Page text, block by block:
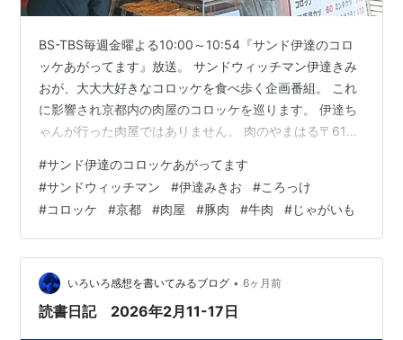
BS-TBS毎週金曜よる10:00～10:54『サンド伊達のコロ
ッケあがってます』放送。 サンドウィッチマン伊達きみ
おが、大大大好きなコロッケを食べ歩く企画番組。 これ
に影響され京都内の肉屋のコロッケを巡ります。 伊達ち
ゃんが行った肉屋ではありません。 肉のやまはる〒610-
センター団地内の肉屋、肉のやまはる。 油があたたまっ
ている良い香りがします。 コロッケ100円（税別）、甘
みが強く、美味しいコロッケ。 甘み最強クラス。 精肉喜
なが〒601-8357 京都府京都市南区吉祥院石原堂ノ後西
町２４−５ 裏通りで少し引っ込んでいる店舗、精肉…
#サンド伊達のコロッケあがってます
#サンドウィッチマン #伊達みきお #ころっけ
#コロッケ #京都 #肉屋 #豚肉 #牛肉 #じゃがいも
いろいろ感想を書いてみるブログ • 6ヶ月前
読書日記 2026年2月11-17日